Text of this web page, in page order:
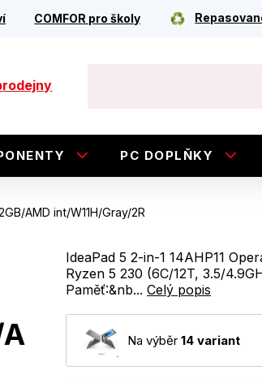
COMFOR pro školy
PC DOPLŇKY
AMD int/W11H/Gray/2R
IdeaPad 5 2-in-1 14AHP11
Ryzen 5 230 (6C/12T, 3.5/
Paměť:&nb... Celý popis
Na výběr 14 variant